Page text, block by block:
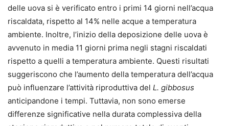
delle uova si è verificato entro i primi 14 giorni nell’acqua
riscaldata, rispetto al 14% nelle acque a temperatura
ambiente. Inoltre, l’inizio della deposizione delle uova è
avvenuto in media 11 giorni prima negli stagni riscaldati
rispetto a quelli a temperatura ambiente. Questi risultati
suggeriscono che l’aumento della temperatura dell’acqua
può influenzare l’attività riproduttiva del L. gibbosus
anticipandone i tempi. Tuttavia, non sono emerse
differenze significative nella durata complessiva della